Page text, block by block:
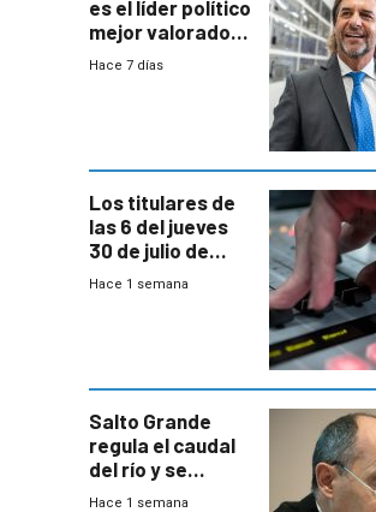
es el líder político
mejor valorado
del país, según
Hace 7 días
Los titulares de
las 6 del jueves
30 de julio de
2026
Hace 1 semana
Salto Grande
regula el caudal
del río y se
prepara para un
Hace 1 semana